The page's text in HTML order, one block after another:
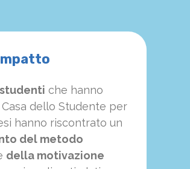
che hanno
dello Studente per
hanno riscontrato un
del metodo
della motivazione